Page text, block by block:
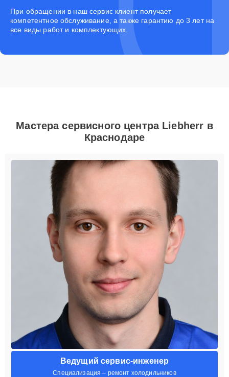
При обращении в наш сервис клиент получает
компетентное обслуживание, а также гарантию до 3 лет на
все виды работ и комплектующих.
Мастера сервисного центра Liebherr в
Краснодаре
Ведущий сервис-инженер
Специализация – ремонт холодильников